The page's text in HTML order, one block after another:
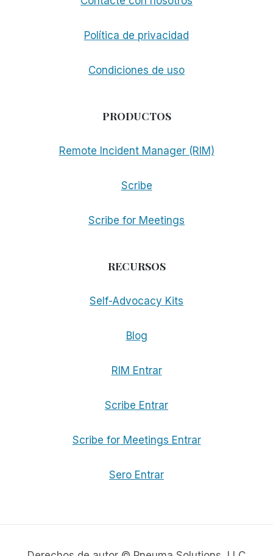
AUMENTO
DEMANDA
Política de privacidad
Condiciones de uso
PRODUCTOS
Remote Incident Manager (RIM)
Scribe
Scribe for Meetings
RECURSOS
Self-Advocacy Kits
Blog
RIM Entrar
Scribe Entrar
Scribe for Meetings Entrar
Sero Entrar